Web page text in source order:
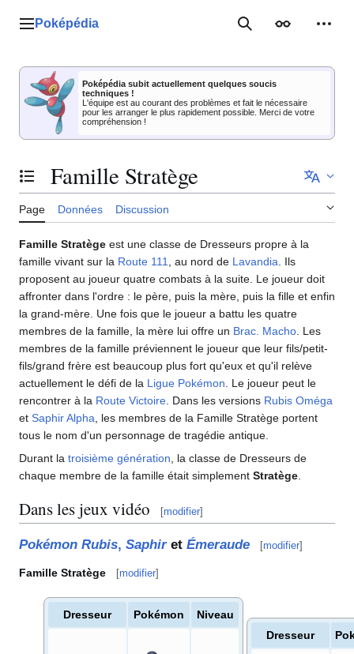
Menu principal
Poképédia RechercherApparence
Poképédia subit actuellement quelques soucis
techniques !
L'équipe est au courant des problèmes et fait le nécessaire
pour les arranger le plus rapidement possible. Merci de votre
compréhension !
Basculer la table des matières
Famille Stratège
Page Données Discussion
Famille Stratège est une classe de Dresseurs propre à la
famille vivant sur la Route 111 , au nord de Lavandia . Ils
proposent au joueur quatre combats à la suite. Le joueur doit
affronter dans l'ordre : le père, puis la mère, puis la fille et enfin
la grand-mère. Une fois que le joueur a battu les quatre
membres de la famille, la mère lui offre un Brac. Macho . Les
membres de la famille préviennent le joueur que leur fils/petit-
fils/grand frère est beaucoup plus fort qu'eux et qu'il relève
actuellement le défi de la Ligue Pokémon . Le joueur peut le
rencontrer à la Route Victoire . Dans les versions Rubis Oméga
et Saphir Alpha , les membres de la Famille Stratège portent
tous le nom d'un personnage de tragédie antique.
Durant la troisième génération , la classe de Dresseurs de
chaque membre de la famille était simplement Stratège
Dans les jeux vidéo [modifier]
Pokémon Rubis, Saphiret Émeraude [modifier]
Famille Stratège [modifier]
Dresseur Pokémon Niveau
Dresseur